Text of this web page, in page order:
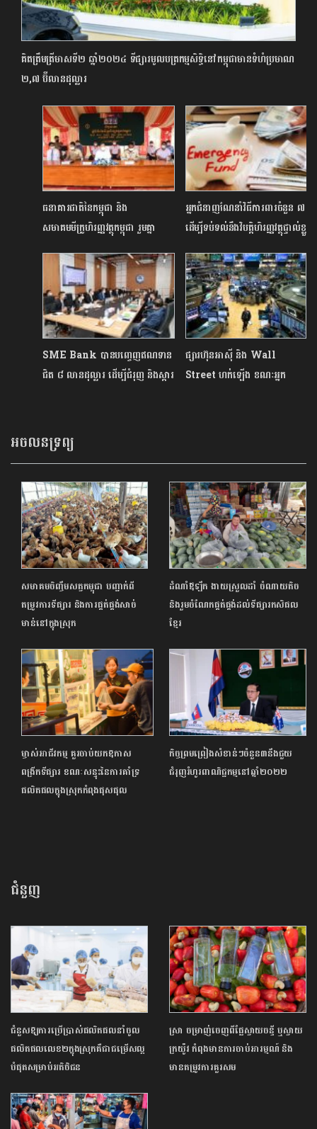
គិតត្រឹមត្រីមាសទី២ ឆ្នាំ២០២៤ ទីផ្សារមូលបត្រកម្មសិទ្ធិនៅកម្ពុជាមានទំហំប្រមាណ
២,៧ ប៊ីលានដុល្លារ
ធនាគារជាតិនៃកម្ពុជា និង
សមាគមមីក្រូហិរញ្ញវត្ថុកម្ពុជា រួមគ្នា
នៅកម្ពុជា
អ្នកជំនាញណែនាំវិធីការពារចំនួន ៧
ដើម្បីទប់ទល់នឹងវិបត្តិហិរញ្ញវត្ថុផ្ទាល់ខ្លួន
SME Bank បានបញ្ចេញឥណទាន
ជិត ៨ លានដុល្លារ ដើម្បីជំរុញ និងស្តារ
ផ្សារហ៊ុនអាស៊ី និង Wall
Street ហក់ឡើង ខណៈអ្នក
អចលនទ្រព្យ
សមាគមចិញ្ចឹមសត្វកម្ពុជា បញ្ជាក់ពី
តម្រូវការទីផ្សារ និងការផ្គត់ផ្គង់សាច់
មាន់នៅក្នុងស្រុក
ដំណាំឪឡឹក ងាយស្រួលដាំ ចំណាយតិច
និងរួមចំណែកផ្គត់ផ្គង់ដល់ទីផ្សារកសិផល
ខ្មែរ
ម្ចាស់អាជីវកម្ម គួរចាប់យកឱកាស
ពង្រីកទីផ្សារ ខណៈសន្ទុះនៃការគាំទ្រ
ផលិតផលក្នុងស្រុកកំពុងផុសផុល
កិច្ចព្រមព្រៀងសំខាន់ៗចំនួន៣នឹងជួយ
ជំរុញរំហូរពាណិជ្ជកម្មនៅឆ្នាំ២០២២
ជំនួញ
ជំនួសឱ្យការប្រើប្រាស់ផលិតផលនាំចូល
ផលិតផលលេខ២ក្នុងស្រុកគឺជាជម្រើសល្អ
បំផុតសម្រាប់អតិថិជន
ស្រា ចម្រាញ់ចេញពីផ្លែស្វាយចន្ទី ឬស្វាយ
ក្រយ៉ូវ កំពុងមានការចាប់អារម្មណ៍ និង
មានតម្រូវការគួរសម